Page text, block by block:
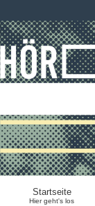
Startseite
Hier geht's los